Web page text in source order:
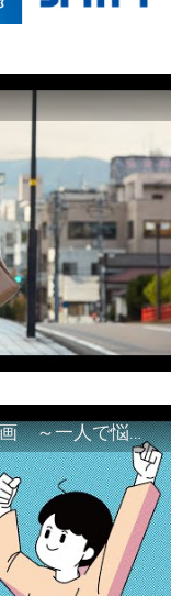
「ギャンブル等依存症対策啓発動画 ～一人で悩まず、家族で悩まず、まず！相談機関へ～」